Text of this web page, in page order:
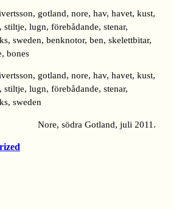
Nore, södra Gotland, juli 2011.